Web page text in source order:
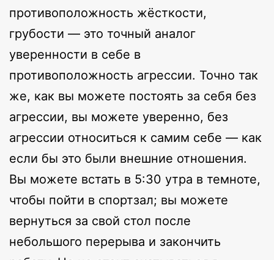
противоположность жёсткости,
грубости — это точный аналог
уверенности в себе в
противоположность агрессии. Точно так
же, как вы можете постоять за себя без
агрессии, вы можете уверенно, без
агрессии относиться к самим себе — как
если бы это были внешние отношения.
Вы можете встать в 5:30 утра в темноте,
чтобы пойти в спортзал; вы можете
вернуться за свой стол после
небольшого перерыва и закончить